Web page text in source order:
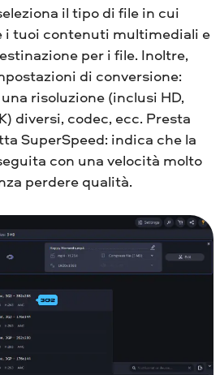
il tipo di file in cui
i tuoi contenuti multimediali e
per i file. Inoltre,
di conversione:
risoluzione (inclusi HD,
diversi, codec, ecc. Presta
SuperSpeed: indica che la
con una velocità molto
perdere qualità.